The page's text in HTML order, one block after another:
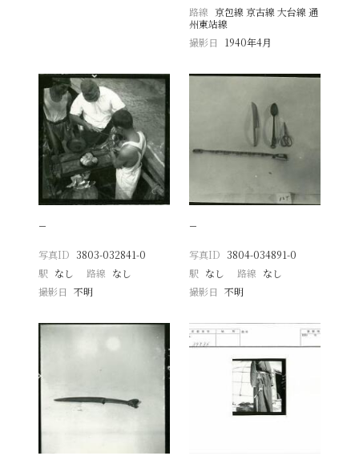
路線 京包線 京古線 大台線 通
州東站線
撮影日
1940年4月
−
写真ID 3803-032841-0
駅 なし 路線 なし
撮影日
不明
−
写真ID 3804-034891-0
駅 なし 路線 なし
撮影日 不明